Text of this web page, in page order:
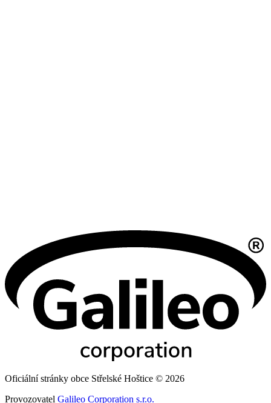
Oficiální stránky obce Střelské Hoštice © 2026
Provozovatel Galileo Corporation s.r.o.